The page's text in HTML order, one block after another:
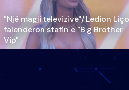
"Një magji televizive"/ Ledion Liço
falenderon stafin e "Big Brother
Vip"